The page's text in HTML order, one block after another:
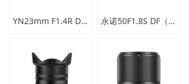
YN23mm F1.4R DA DSM 永诺50F1.8S DF（黑白两色可选）